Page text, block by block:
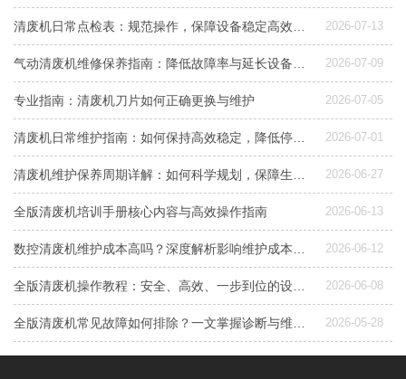
2026-07-13
2026-07-09
专业指南：清废机刀片如何正确更换与维护 2026-07-05
2026-07-01
2026-06-27
全版清废机培训手册核心内容与高效操作指南 2026-06-13
2026-06-12
2026-06-08
2026-05-28